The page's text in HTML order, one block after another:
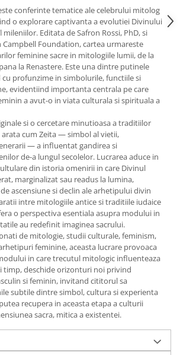
conferinte tematice ale celebrului mitolog
o explorare captivanta a evolutiei Divinului
Editata de Safron Rossi, PhD, si
Campbell Foundation, cartea urmareste
feminine sacre in mitologiile lumii, de la
la Renastere. Este una dintre putinele
profunzime in simbolurile, functiile si
evidentiind importanta centrala pe care
a avut-o in viata culturala si spirituala a
si o cercetare minutioasa a traditiilor
cum Zeita — simbol al vietii,
— a influentat gandirea si
de-a lungul secolelor. Lucrarea aduce in
din istoria omenirii in care Divinul
marginalizat sau readus la lumina,
ascensiune si declin ale arhetipului divin
intre mitologiile antice si traditiile iudaice
o perspectiva esentiala asupra modului in
au redefinit imaginea sacrului.
de mitologie, studii culturale, feminism,
feminine, aceasta lucrare provoaca
in care trecutul mitologic influenteaza
timp, deschide orizonturi noi privind
si feminin, invitand cititorul sa
subtile dintre simbol, cultura si experienta
recupera in aceasta etapa a culturii
sacra, mitica a existentei.